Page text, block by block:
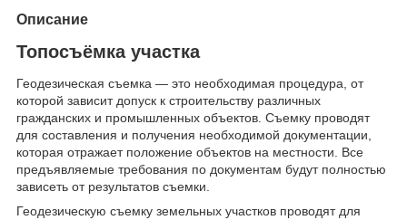
Описание
Топосъёмка участка
Геодезическая съемка — это необходимая процедура, от
которой зависит допуск к строительству различных
гражданских и промышленных объектов. Съемку проводят
для составления и получения необходимой документации,
которая отражает положение объектов на местности. Все
предъявляемые требования по документам будут полностью
зависеть от результатов съемки.
Геодезическую съемку земельных участков проводят для